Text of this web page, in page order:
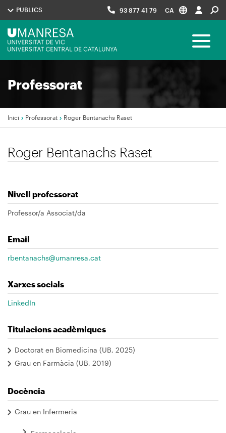
Menú
UManresa
PUBLICS 93 877 41 79 CA
Navegació
Toggle
Professorat
d'Ariadna
Inici Professorat Roger Bentanachs Raset
Roger Bentanachs Raset
Nivell professorat
Professor/a Associat/da
Email
rbentanachs@umanresa.cat
Xarxes socials
LinkedIn
Titulacions acadèmiques
Doctorat en Biomedicina (UB, 2025)
Grau en Farmàcia (UB, 2019)
Docència
Grau en Infermeria